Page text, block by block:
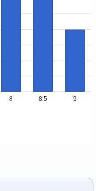
8 8.5 9